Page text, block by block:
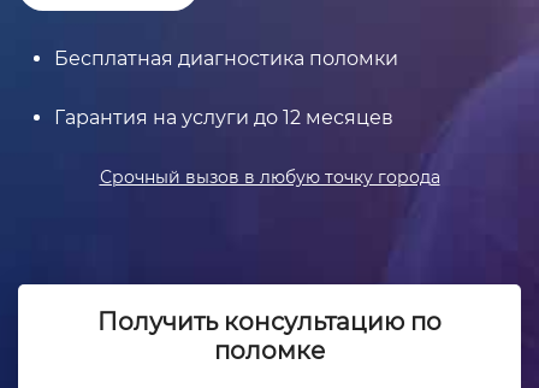
Бесплатная диагностика поломки
Гарантия на услуги до 12 месяцев
Срочный вызов в любую точку города
Получить консультацию по
поломке